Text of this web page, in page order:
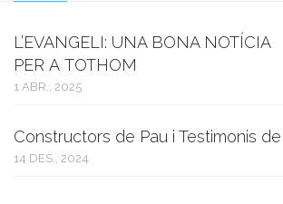
L’EVANGELI: UNA BONA NOTÍCIA
PER A TOTHOM
1 ABR., 2025
Constructors de Pau i Testimonis
14 DES., 2024